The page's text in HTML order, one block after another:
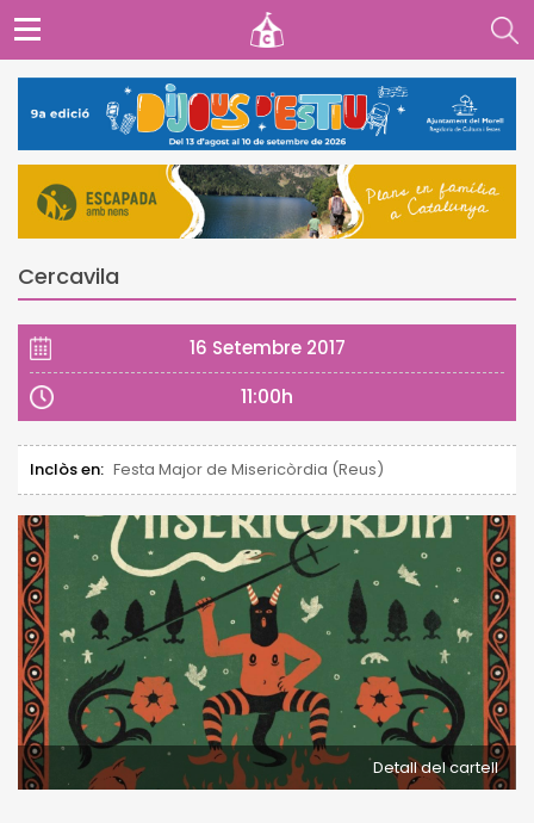
Cercavila
16 Setembre 2017
11:00h
Inclòs en: Festa Major de Misericòrdia (Reus)
Detall del cartell